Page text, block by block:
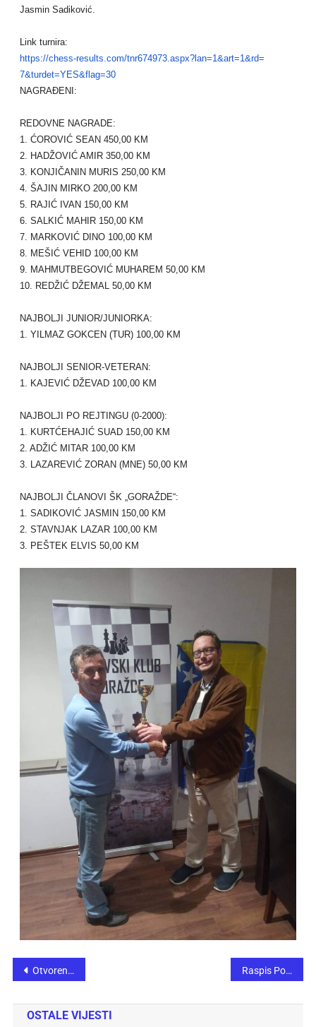
Jasmin Sadiković.
Link turnira:
https://chess-results.com/tnr674973.aspx?lan=1&art=1&rd=
7&turdet=YES&flag=30
NAGRAĐENI:
REDOVNE NAGRADE:
1. ĆOROVIĆ SEAN 450,00 KM
2. HADŽOVIĆ AMIR 350,00 KM
3. KONJIČANIN MURIS 250,00 KM
4. ŠAJIN MIRKO 200,00 KM
5. RAJIĆ IVAN 150,00 KM
6. SALKIĆ MAHIR 150,00 KM
7. MARKOVIĆ DINO 100,00 KM
8. MEŠIĆ VEHID 100,00 KM
9. MAHMUTBEGOVIĆ MUHAREM 50,00 KM
10. REDŽIĆ DŽEMAL 50,00 KM
NAJBOLJI JUNIOR/JUNIORKA:
1. YILMAZ GOKCEN (TUR) 100,00 KM
NAJBOLJI SENIOR-VETERAN:
1. KAJEVIĆ DŽEVAD 100,00 KM
NAJBOLJI PO REJTINGU (0-2000):
1. KURTĆEHAJIĆ SUAD 150,00 KM
2. ADŽIĆ MITAR 100,00 KM
3. LAZAREVIĆ ZORAN (MNE) 50,00 KM
NAJBOLJI ČLANOVI ŠK „GORAŽDE“:
1. SADIKOVIĆ JASMIN 150,00 KM
2. STAVNJAK LAZAR 100,00 KM
3. PEŠTEK ELVIS 50,00 KM
Otvoreno prvenstvo Sarajeva za osnovce i srednjoškolce – Pčelica 2022. Raspis Pojedinačnog međunarodnog otvorenog šahovskog rapid turnira “Euroinvest Muhić – Cazin 2022”
OSTALE VIJESTI